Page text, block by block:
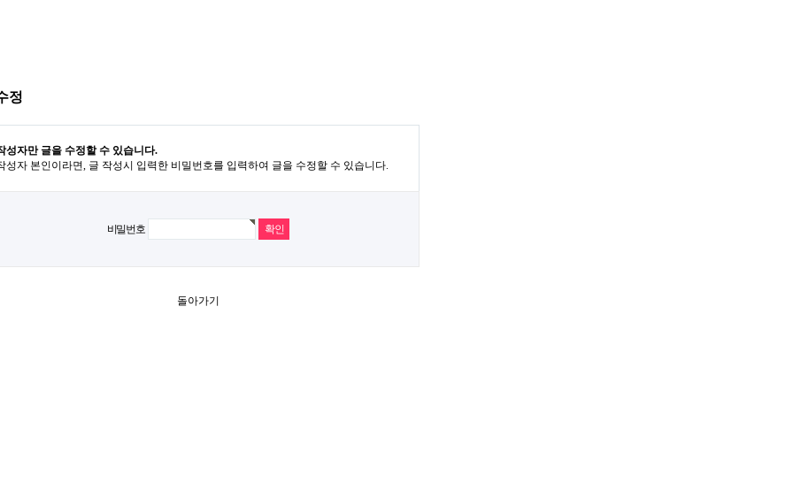
정
성자만 글을 수정할 수 있습니다.
성자 본인이라면, 글 작성시 입력한 비밀번호를 입력하여 글을 수정할 수 있습니다.
비밀번호
돌아가기